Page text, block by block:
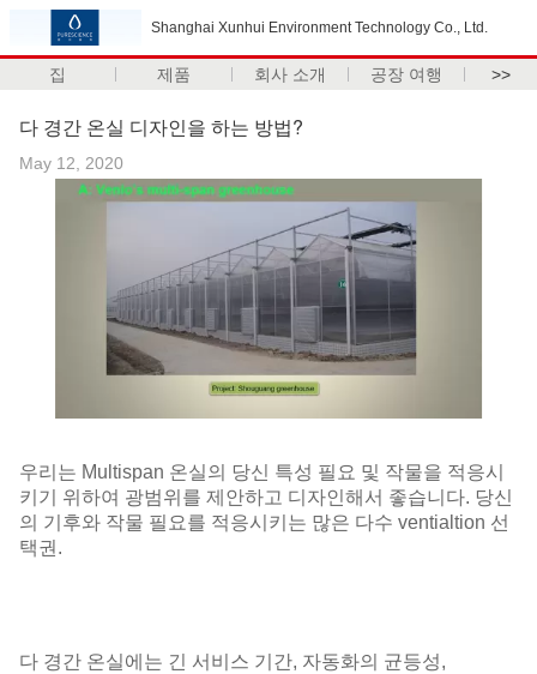
Shanghai Xunhui Environment Technology Co., Ltd.
집 제품 회사 소개 공장 여행 >>
다 경간 온실 디자인을 하는 방법?
May 12, 2020
우리는 Multispan 온실의 당신 특성 필요 및 작물을 적응시
키기 위하여 광범위를 제안하고 디자인해서 좋습니다. 당신
의 기후와 작물 필요를 적응시키는 많은 다수 ventialtion 선
택권.
다 경간 온실에는 긴 서비스 기간, 자동화의 균등성,